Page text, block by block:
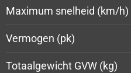
Maximum snelheid (km/h)
Vermogen (pk)
Totaalgewicht GVW (kg)